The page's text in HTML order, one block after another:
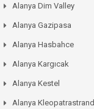
Alanya Dim Valley
Alanya Gazipasa
Alanya Hasbahce
Alanya Kargıcak
Alanya Kestel
Alanya Kleopatrastrand